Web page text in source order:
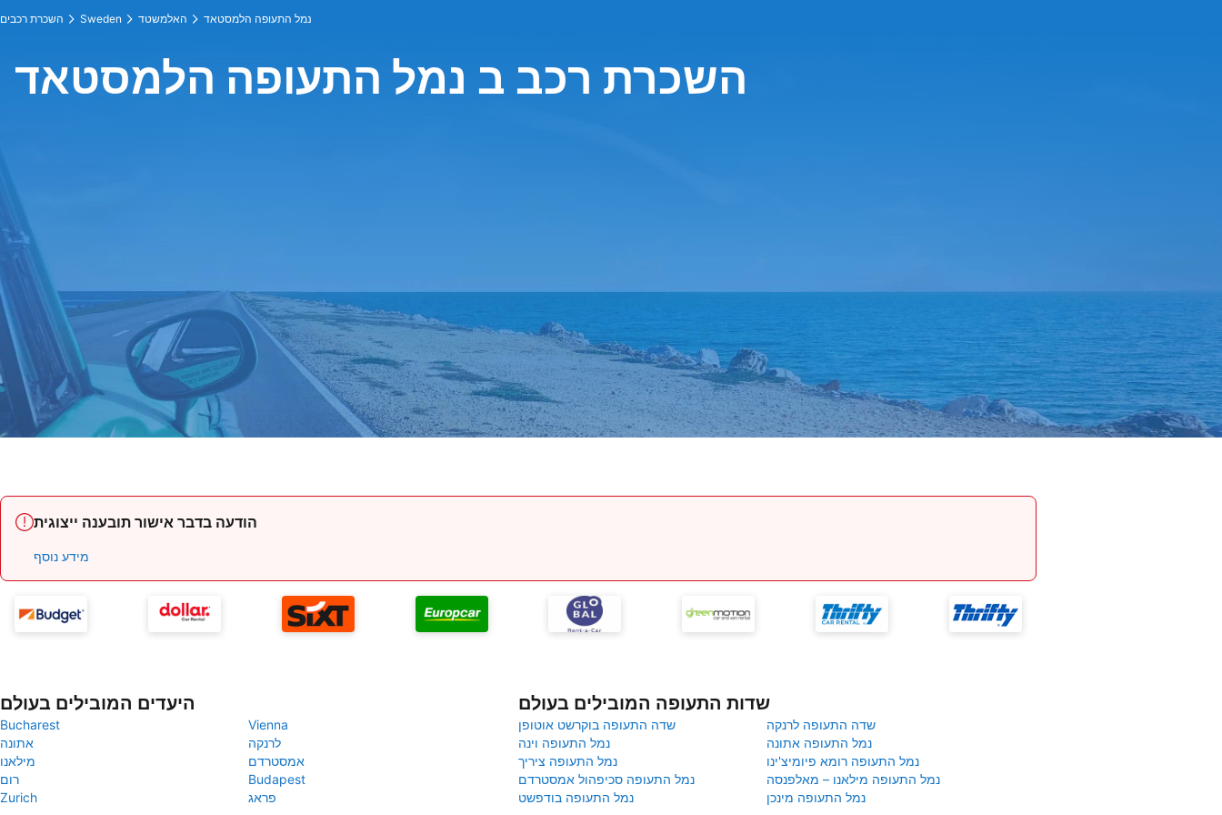
השכרת רכבים Sweden האלמשטד נמל התעופה הלמסטאד
השכרת רכב ב נמל התעופה הלמסטאד
הודעה בדבר אישור תובענה ייצוגית
מידע נוסף
היעדים המובילים בעולם
Bucharest
Vienna
אתונה
לרנקה
מילאנו
אמסטרדם
רום
Budapest
Zurich
פראג
שדות התעופה המובילים בעולם
שדה התעופה בוקרשט אוטופן
שדה התעופה לרנקה
נמל התעופה וינה
נמל התעופה אתונה
נמל התעופה ציריך
נמל התעופה רומא פיומיצ'ינו
נמל התעופה סכיפהול אמסטרדם
נמל התעופה מילאנו – מאלפנסה
נמל התעופה בודפשט
נמל התעופה מינכן